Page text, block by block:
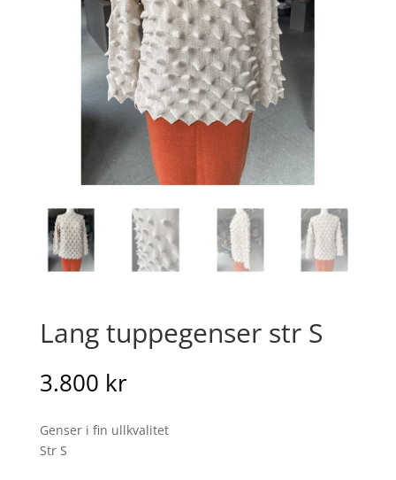
Lang tuppegenser str S
3.800 kr
Genser i fin ullkvalitet
Str S